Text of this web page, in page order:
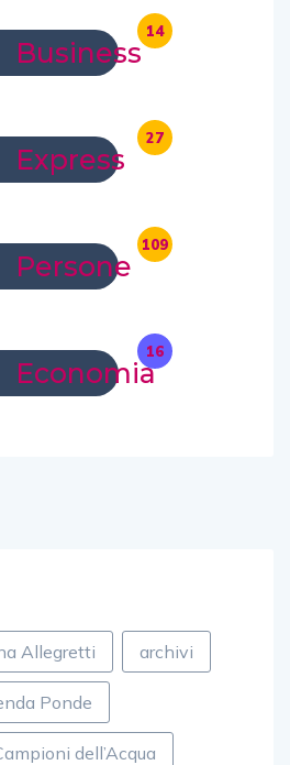
Business
14
Express
27
Persone
109
Economia
16
Allegretti archivi
Ponde
dell’Acqua